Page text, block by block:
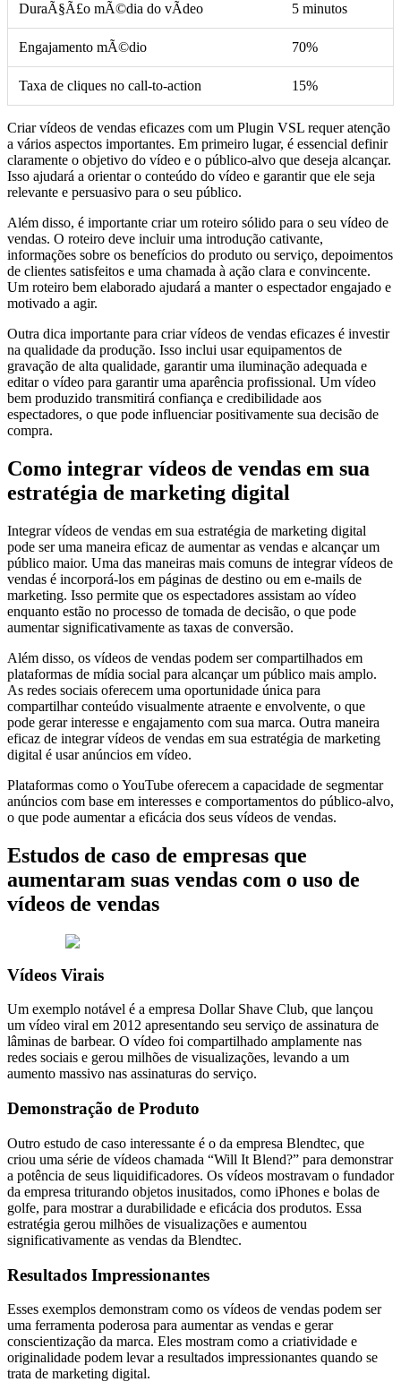
DuraÃ§Ã£o mÃ©dia do vÃ­deo 5 minutos
Engajamento mÃ©dio 70%
Taxa de cliques no call-to-action 15%
Criar vídeos de vendas eficazes com um Plugin VSL requer atenção
a vários aspectos importantes. Em primeiro lugar, é essencial definir
claramente o objetivo do vídeo e o público-alvo que deseja alcançar.
Isso ajudará a orientar o conteúdo do vídeo e garantir que ele seja
relevante e persuasivo para o seu público.
Além disso, é importante criar um roteiro sólido para o seu vídeo de
vendas. O roteiro deve incluir uma introdução cativante,
informações sobre os benefícios do produto ou serviço, depoimentos
de clientes satisfeitos e uma chamada à ação clara e convincente.
Um roteiro bem elaborado ajudará a manter o espectador engajado e
motivado a agir.
Outra dica importante para criar vídeos de vendas eficazes é investir
na qualidade da produção. Isso inclui usar equipamentos de
gravação de alta qualidade, garantir uma iluminação adequada e
editar o vídeo para garantir uma aparência profissional. Um vídeo
bem produzido transmitirá confiança e credibilidade aos
espectadores, o que pode influenciar positivamente sua decisão de
compra.
Como integrar vídeos de vendas em sua
estratégia de marketing digital
Integrar vídeos de vendas em sua estratégia de marketing digital
pode ser uma maneira eficaz de aumentar as vendas e alcançar um
público maior. Uma das maneiras mais comuns de integrar vídeos de
vendas é incorporá-los em páginas de destino ou em e-mails de
marketing. Isso permite que os espectadores assistam ao vídeo
enquanto estão no processo de tomada de decisão, o que pode
aumentar significativamente as taxas de conversão.
Além disso, os vídeos de vendas podem ser compartilhados em
plataformas de mídia social para alcançar um público mais amplo.
As redes sociais oferecem uma oportunidade única para
compartilhar conteúdo visualmente atraente e envolvente, o que
pode gerar interesse e engajamento com sua marca. Outra maneira
eficaz de integrar vídeos de vendas em sua estratégia de marketing
digital é usar anúncios em vídeo.
Plataformas como o YouTube oferecem a capacidade de segmentar
anúncios com base em interesses e comportamentos do público-alvo,
o que pode aumentar a eficácia dos seus vídeos de vendas.
Estudos de caso de empresas que
aumentaram suas vendas com o uso de
vídeos de vendas
Vídeos Virais
Um exemplo notável é a empresa Dollar Shave Club, que lançou
um vídeo viral em 2012 apresentando seu serviço de assinatura de
lâminas de barbear. O vídeo foi compartilhado amplamente nas
redes sociais e gerou milhões de visualizações, levando a um
aumento massivo nas assinaturas do serviço.
Demonstração de Produto
Outro estudo de caso interessante é o da empresa Blendtec, que
criou uma série de vídeos chamada “Will It Blend?” para demonstrar
a potência de seus liquidificadores. Os vídeos mostravam o fundador
da empresa triturando objetos inusitados, como iPhones e bolas de
golfe, para mostrar a durabilidade e eficácia dos produtos. Essa
estratégia gerou milhões de visualizações e aumentou
significativamente as vendas da Blendtec.
Resultados Impressionantes
Esses exemplos demonstram como os vídeos de vendas podem ser
uma ferramenta poderosa para aumentar as vendas e gerar
conscientização da marca. Eles mostram como a criatividade e
originalidade podem levar a resultados impressionantes quando se
trata de marketing digital.